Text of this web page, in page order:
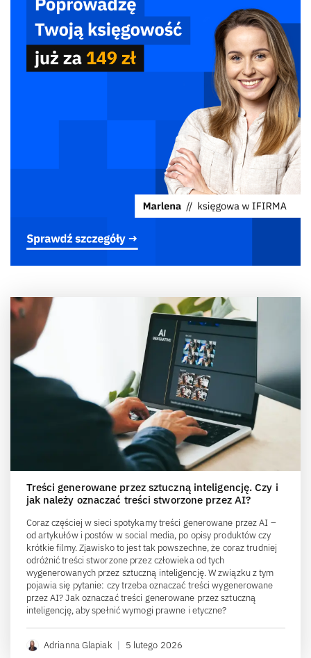
Treści generowane przez sztuczną inteligencję. Czy i
jak należy oznaczać treści stworzone przez AI?
Coraz częściej w sieci spotykamy treści generowane przez AI –
od artykułów i postów w social media, po opisy produktów czy
krótkie filmy. Zjawisko to jest tak powszechne, że coraz trudniej
odróżnić treści stworzone przez człowieka od tych
wygenerowanych przez sztuczną inteligencję. W związku z tym
pojawia się pytanie: czy trzeba oznaczać treści wygenerowane
przez AI? Jak oznaczać treści generowane przez sztuczną
inteligencję, aby spełnić wymogi prawne i etyczne?
Adrianna Glapiak | 5 lutego 2026